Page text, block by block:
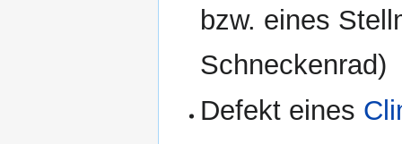
bzw. eines
Schneckenrad)
Defekt eines